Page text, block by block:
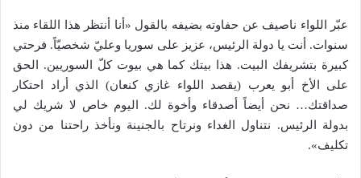
عبّر اللواء ناصيف عن حفاوته بضيفه بالقول «أنا أنتظر هذا اللقاء منذ
سنوات. أنت يا دولة الرئيس، عزيز على سوريا وعليّ شخصيّاً. فرحتي
كبيرة بتشريفك البيت. هذا بيتك كما هي بيوت كلّ السوريين. الحق
على الأخ أبو يعرب (يقصد اللواء غازي كنعان) الذي أراد احتكار
صداقتك… نحن أيضاً أصدقاء وأخوة لك. اليوم خاص لا شريك لي
بدولة الرئيس. نتناول الغداء ونرتاح بالجنينة ونأخذ راحتنا من دون
تكليف».